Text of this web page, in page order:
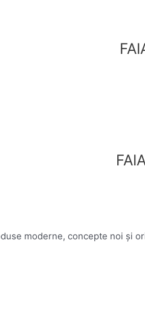
moderne, concepte noi și